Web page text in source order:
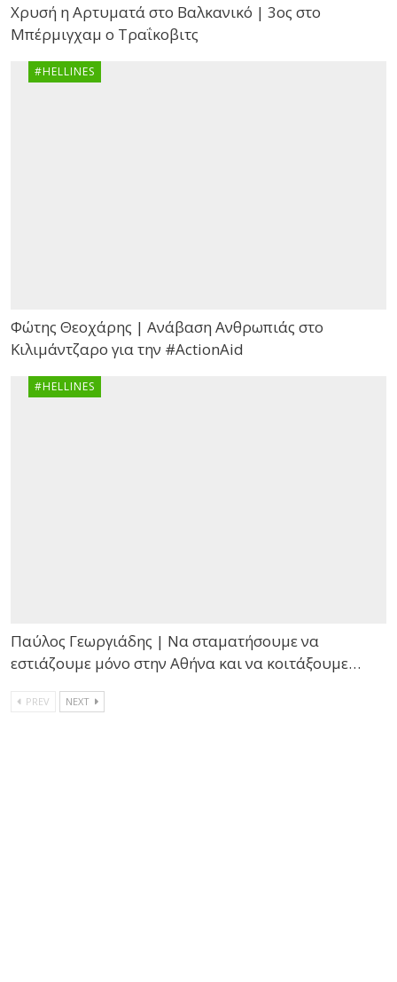
Χρυσή η Αρτυματά στο Βαλκανικό | 3ος στο
Μπέρμιγχαμ ο Τραΐκοβιτς
#HELLINES
Φώτης Θεοχάρης | Ανάβαση Ανθρωπιάς στο
Κιλιμάντζαρο για την #ActionAid
#HELLINES
Παύλος Γεωργιάδης | Nα σταματήσουμε να
εστιάζουμε μόνο στην Αθήνα και να κοιτάξουμε…
PREV NEXT